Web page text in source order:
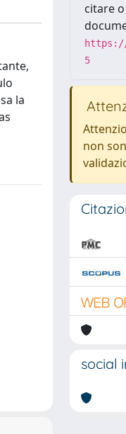
la
citare
https://
5
non
social